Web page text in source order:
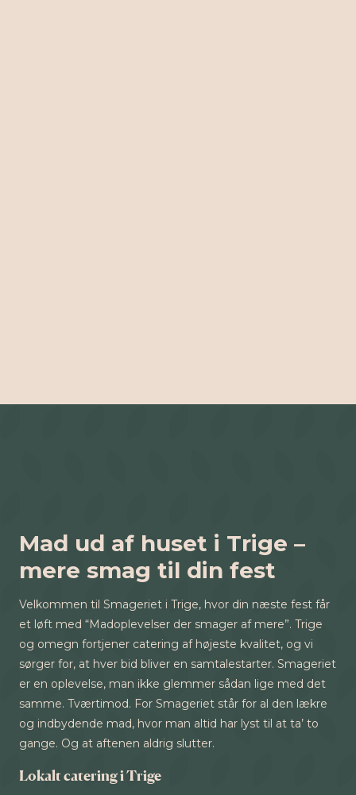
Mad ud af huset i Trige –
mere smag til din fest
Velkommen til Smageriet i Trige, hvor din næste fest får
et løft med “Madoplevelser der smager af mere”. Trige
og omegn fortjener catering af højeste kvalitet, og vi
sørger for, at hver bid bliver en samtalestarter. Smageriet
er en oplevelse, man ikke glemmer sådan lige med det
samme. Tværtimod. For Smageriet står for al den lækre
og indbydende mad, hvor man altid har lyst til at ta’ to
gange. Og at aftenen aldrig slutter.
Lokalt catering i Trige